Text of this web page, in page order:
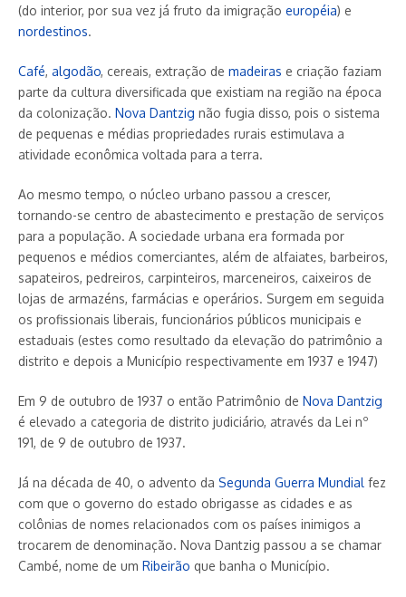
(do interior, por sua vez já fruto da imigração européia) e
nordestinos.
Café, algodão, cereais, extração de madeiras e criação faziam
parte da cultura diversificada que existiam na região na época
da colonização. Nova Dantzig não fugia disso, pois o sistema
de pequenas e médias propriedades rurais estimulava a
atividade econômica voltada para a terra.
Ao mesmo tempo, o núcleo urbano passou a crescer,
tornando-se centro de abastecimento e prestação de serviços
para a população. A sociedade urbana era formada por
pequenos e médios comerciantes, além de alfaiates, barbeiros,
sapateiros, pedreiros, carpinteiros, marceneiros, caixeiros de
lojas de armazéns, farmácias e operários. Surgem em seguida
os profissionais liberais, funcionários públicos municipais e
estaduais (estes como resultado da elevação do patrimônio a
distrito e depois a Município respectivamente em 1937 e 1947)
Em 9 de outubro de 1937 o então Patrimônio de Nova Dantzig
é elevado a categoria de distrito judiciário, através da Lei nº
191, de 9 de outubro de 1937.
Já na década de 40, o advento da Segunda Guerra Mundial fez
com que o governo do estado obrigasse as cidades e as
colônias de nomes relacionados com os países inimigos a
trocarem de denominação. Nova Dantzig passou a se chamar
Cambé, nome de um Ribeirão que banha o Município.